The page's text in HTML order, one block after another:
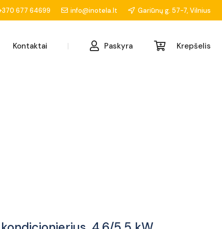
677 64699 info@inotela.lt Gariūnų g. 57-7, Vilnius
Kontaktai | Paskyra Krepšelis